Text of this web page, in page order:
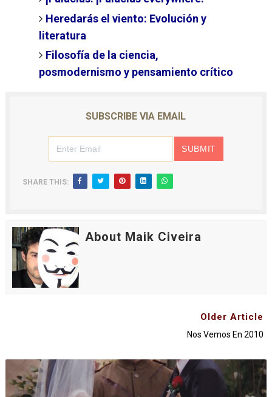
Heredarás el viento: Evolución y
literatura
Filosofía de la ciencia,
posmodernismo y pensamiento crítico
SUBSCRIBE VIA EMAIL
SHARE THIS:
About Maik Civeira
Older Article
Nos Vemos En 2010